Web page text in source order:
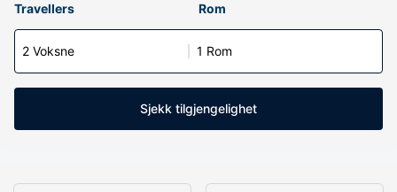
Travellers Rom
2 Voksne 1 Rom
Sjekk tilgjengelighet